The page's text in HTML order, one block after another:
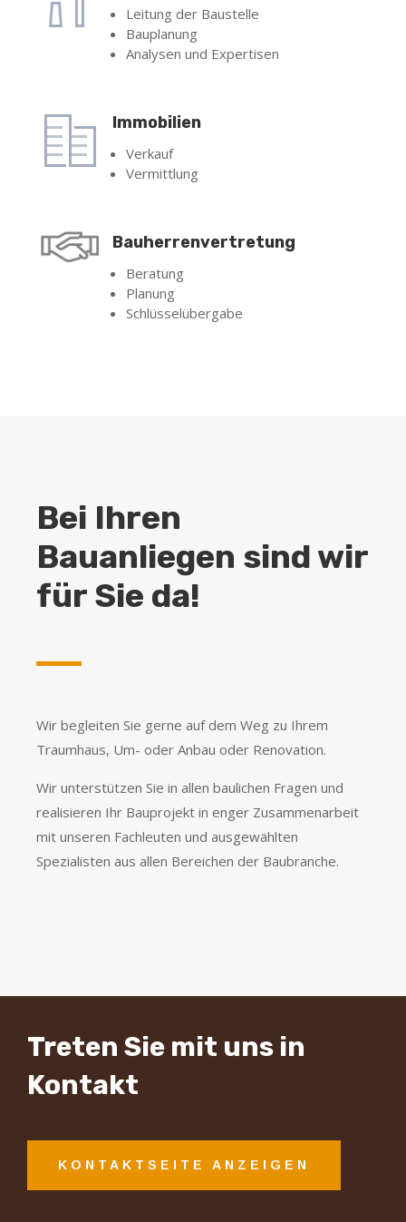
Leitung der Baustelle
Bauplanung
Analysen und Expertisen
Immobilien
Verkauf
Vermittlung
Bauherrenvertretung
Beratung
Planung
Schlüsselübergabe
Bei Ihren
Bauanliegen sind wir
für Sie da!
Wir begleiten Sie gerne auf dem Weg zu Ihrem
Traumhaus, Um- oder Anbau oder Renovation.
Wir unterstützen Sie in allen baulichen Fragen und
realisieren Ihr Bauprojekt in enger Zusammenarbeit
mit unseren Fachleuten und ausgewählten
Spezialisten aus allen Bereichen der Baubranche.
Treten Sie mit uns in
Kontakt
KONTAKTSEITE ANZEIGEN